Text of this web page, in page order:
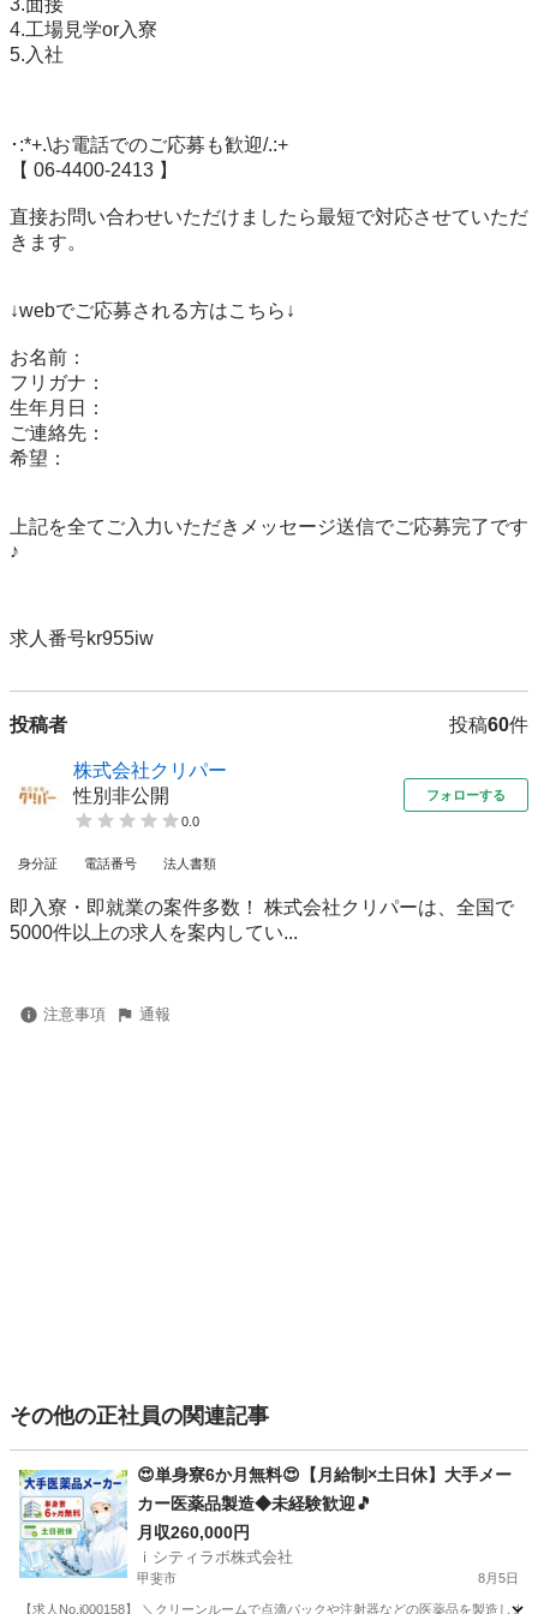
3.面接
4.工場見学or入寮
5.入社
･:*+.\お電話でのご応募も歓迎/.:+
【 06-4400-2413 】
直接お問い合わせいただけましたら最短で対応させていただ
きます。
↓webでご応募される方はこちら↓
お名前：
フリガナ：
生年月日：
ご連絡先：
希望：
上記を全てご入力いただきメッセージ送信でご応募完了です
♪
求人番号kr955iw
投稿者 投稿60件
株式会社クリパー
性別非公開
0.0
フォローする
身分証 電話番号 法人書類
即入寮・即就業の案件多数！ 株式会社クリパーは、全国で
5000件以上の求人を案内してい...
注意事項 通報
その他の正社員の関連記事
😍単身寮6か月無料😍【月給制×土日休】大手メー
カー医薬品製造◆未経験歓迎🎵
月収260,000円
ｉシティラボ株式会社
甲斐市 8月5日
【求人No.i000158】 ＼クリーンルームで点滴パックや注射器などの医薬品を製造し